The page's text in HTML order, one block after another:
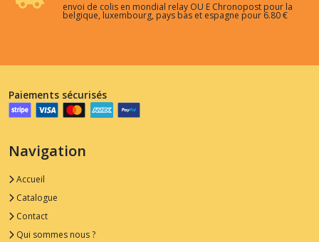
envoi de colis en mondial relay OU E Chronopost pour la
belgique, luxembourg, pays bas et espagne pour 6.80 €
Paiements sécurisés
Navigation
Accueil
Catalogue
Contact
Qui sommes nous ?